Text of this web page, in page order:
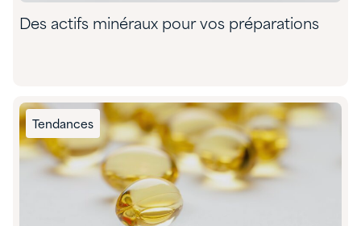
Des actifs minéraux pour vos préparations
Tendances